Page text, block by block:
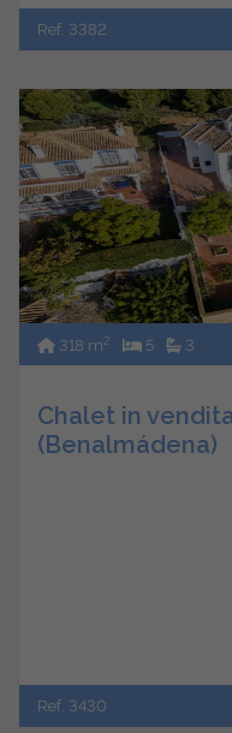
Ref. 3382
318 m2 5 3
Chalet in
(Benalmádena)
Ref. 3430